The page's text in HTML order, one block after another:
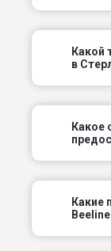
2-й
2-й
3-й
3-й
4-й
Какой
в
Какое
Какие